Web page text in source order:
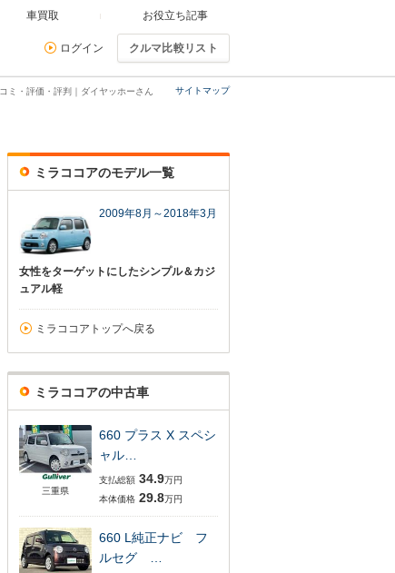
車買取 お役立ち記事
ログイン クルマ比較リスト
サイトマップ
ミ・評価・評判｜ダイヤッホーさん
ミラココアのモデル一覧
2009年8月～2018年3月
女性をターゲットにしたシンプル＆カジ
ュアル軽
ミラココアトップへ戻る
ミラココアの中古車
三重県
660 プラス X スペシ
ャル…
支払総額 34.9万円
本体価格 29.8万円
660 L純正ナビ フ
ルセグ …